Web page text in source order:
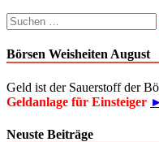
Suchen
nach:
Börsen Weisheiten August
Geld ist der Sauerstoff der
Geldanlage für Einsteiger
Neuste Beiträge